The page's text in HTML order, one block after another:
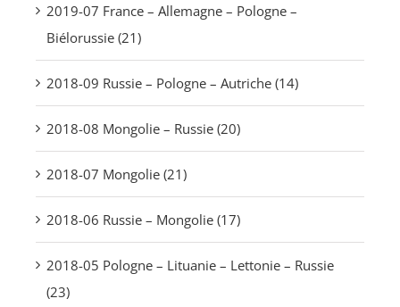
2019-07 France – Allemagne – Pologne –
Biélorussie (21)
2018-09 Russie – Pologne – Autriche (14)
2018-08 Mongolie – Russie (20)
2018-07 Mongolie (21)
2018-06 Russie – Mongolie (17)
2018-05 Pologne – Lituanie – Lettonie – Russie
(23)